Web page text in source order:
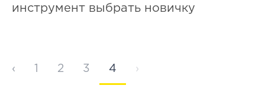
инструмент выбрать новичку
‹ 1 2 3 4 ›